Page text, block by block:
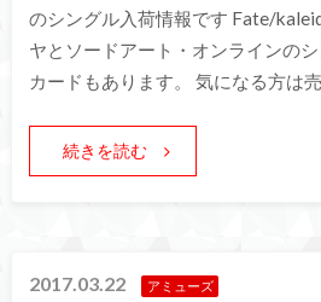
のシングル入荷情報です Fate/
ヤとソードアート・オンラインの
カードもあります。 気になる方は
続きを読む
2017.03.22 アミューズ